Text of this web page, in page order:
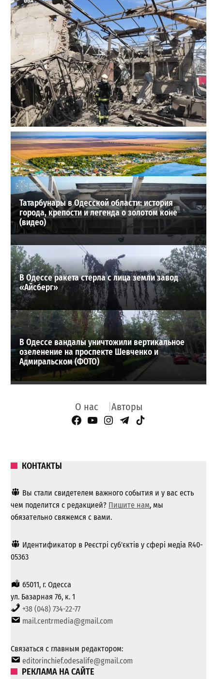
В Одессе выросло число пострадавших после атаки
реактивных дронов (фото)
2
24-07-2026 в 14:29
ВИБОР РЕДАКЦИИ
Татарбунары в Одесской области: история
города, крепости и легенда о золотом коне
(видео)
В Одессе ракета стерла с лица земли завод
«Айсберг»
В Одессе вандалы уничтожили вертикальное
озеленение на проспекте Шевченко и
Адмиральском (ФОТО)
О нас Авторы
Facebook Page
YouTube
Instagram
Telegram
TikTok
КОНТАКТЫ
Вы стали свидетелем важного события и у вас есть
чем поделится с редакцией? Пишите нам, мы
обязательно свяжемся с вами.
Идентификатор в Реєстрі суб'єктів у сфері медіа R40-
05363
65011, г. Одесса
ул. Базарная 76, к. 1
+38 (048) 734-22-77
mail.centrmedia@gmail.com
Связаться с главным редактором:
editorinchief.odesalife@gmail.com
РЕКЛАМА НА САЙТЕ